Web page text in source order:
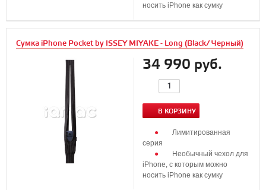
носить iPhone как сумку
Сумка iPhone Pocket by ISSEY MIYAKE - Long (Black/ Черный)
34 990 руб.
В КОРЗИНУ
Лимитированная
серия
Необычный чехол для
iPhone, с которым можно
носить iPhone как сумку